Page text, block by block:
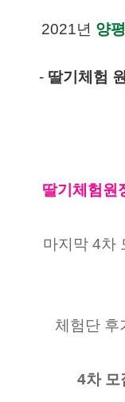
2021년 양
- 딸기체험
딸기체험원
마지막 4차
체험단 후
4차 모